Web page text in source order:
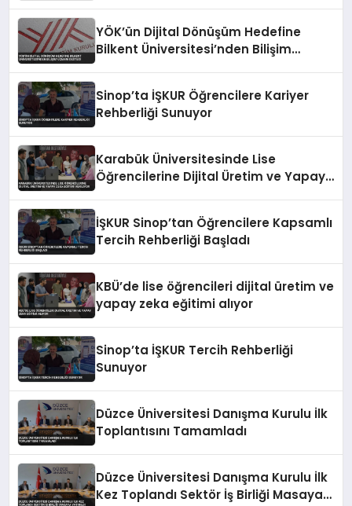
YÖK’ün Dijital Dönüşüm Hedefine
Bilkent Üniversitesi’nden Bilişim
Sinop’ta İŞKUR Öğrencilere Kariyer
Rehberliği Sunuyor
Karabük Üniversitesinde Lise
Öğrencilerine Dijital Üretim ve Yapay
İŞKUR Sinop’tan Öğrencilere Kapsamlı
Tercih Rehberliği Başladı
KBÜ’de lise öğrencileri dijital üretim ve
yapay zeka eğitimi alıyor
Sinop’ta İŞKUR Tercih Rehberliği
Sunuyor
Düzce Üniversitesi Danışma Kurulu İlk
Toplantısını Tamamladı
Düzce Üniversitesi Danışma Kurulu İlk
Kez Toplandı Sektör İş Birliği Masaya